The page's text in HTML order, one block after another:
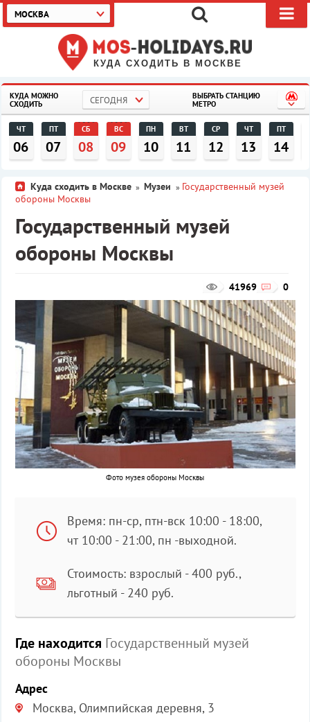
КУДА СХОДИТЬ В МОСКВЕ
МОСКВА
КУДА МОЖНО
СХОДИТЬ
СЕГОДНЯ
ВЫБРАТЬ СТАНЦИЮ
МЕТРО
ЧТ
06
ПТ
07
СБ
08
ВС
09
ПН
10
ВТ
11
СР
12
ЧТ
13
ПТ
14
Куда сходить в Москве » Музеи » Государственный музей
обороны Москвы
Государственный музей
обороны Москвы
0
41969
Фото музея обороны Москвы
Время: пн-ср, птн-вск 10:00 - 18:00,
чт 10:00 - 21:00, пн -выходной.
Стоимость: взрослый - 400 руб.,
льготный - 240 руб.
Где находится Государственный музей
обороны Москвы
Адрес
Москва, Олимпийская деревня, 3